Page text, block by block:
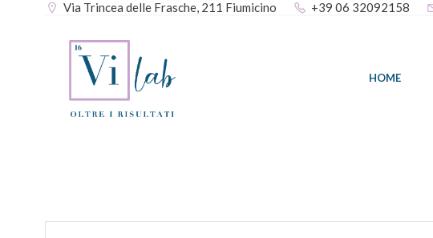
Via Trincea delle Frasche, 211 Fiumicino +39 06 32092158
HOME